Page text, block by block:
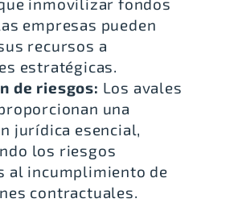
inmovilizar fondos
empresas pueden
recursos a
estratégicas.
de riesgos: Los avales
una
jurídica esencial,
los riesgos
al incumplimiento de
contractuales.